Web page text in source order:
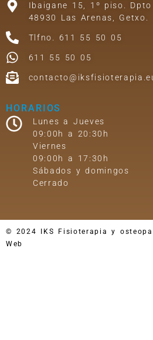
Ibaigane 15, 1º piso. Dpto
48930 Las Arenas, Getxo.
Tlfno. 611 55 50 05
611 55 50 05
HORARIOS
Lunes a Jueves
09:00h a 20:30h
Viernes
09:00h a 17:30h
Sábados y domingos
Cerrado
© 2024 IKS Fisioterapia y
Web